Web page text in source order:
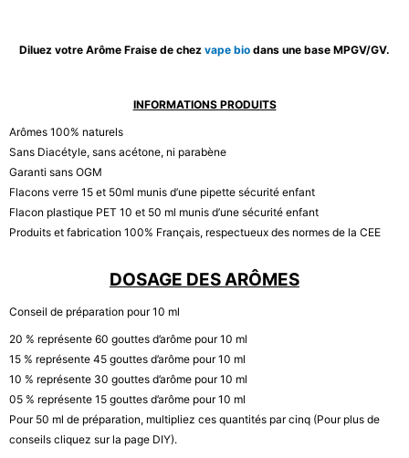
Diluez votre Arôme Fraise de chez vape bio dans une base MPGV/GV.
INFORMATIONS PRODUITS
Arômes 100% naturels
Sans Diacétyle, sans acétone, ni parabène
Garanti sans OGM
Flacons verre 15 et 50ml munis d’une pipette sécurité enfant
Flacon plastique PET 10 et 50 ml munis d’une sécurité enfant
Produits et fabrication 100% Français, respectueux des normes de la CEE
DOSAGE DES ARÔMES
Conseil de préparation pour 10 ml
20 % représente 60 gouttes d’arôme pour 10 ml
15 % représente 45 gouttes d’arôme pour 10 ml
10 % représente 30 gouttes d’arôme pour 10 ml
05 % représente 15 gouttes d’arôme pour 10 ml
Pour 50 ml de préparation, multipliez ces quantités par cinq (Pour plus de
conseils cliquez sur la page DIY).